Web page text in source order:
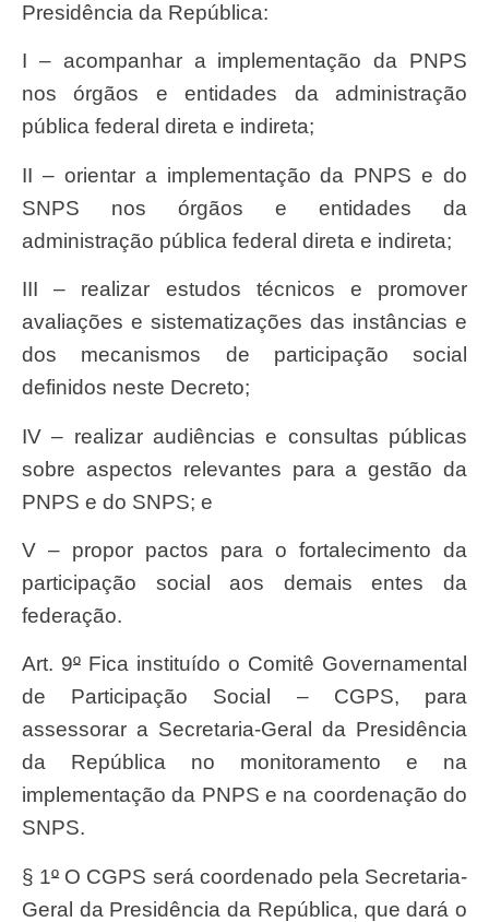
Presidência da República:
I – acompanhar a implementação da PNPS
nos órgãos e entidades da administração
pública federal direta e indireta;
II – orientar a implementação da PNPS e do
SNPS nos órgãos e entidades da
administração pública federal direta e indireta;
III – realizar estudos técnicos e promover
avaliações e sistematizações das instâncias e
dos mecanismos de participação social
definidos neste Decreto;
IV – realizar audiências e consultas públicas
sobre aspectos relevantes para a gestão da
PNPS e do SNPS; e
V – propor pactos para o fortalecimento da
participação social aos demais entes da
federação.
Art. 9º Fica instituído o Comitê Governamental
de Participação Social – CGPS, para
assessorar a Secretaria-Geral da Presidência
da República no monitoramento e na
implementação da PNPS e na coordenação do
SNPS.
§ 1ºO CGPS será coordenado pela Secretaria-
Geral da Presidência da República, que dará o